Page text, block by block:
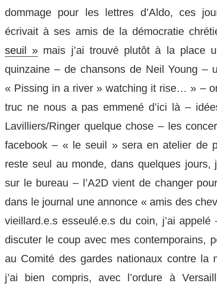
dommage pour les lettres d’Aldo, ces
écrivait à ses amis de la démocratie
seuil » mais j’ai trouvé plutôt à la place
quinzaine – de chansons de Neil Young –
« Pissing in a river » watching it rise… » –
truc ne nous a pas emmené d’ici là –
Lavilliers/Ringer quelque chose – les
facebook – « le seuil » sera en atelier de
reste seul au monde, dans quelques jours,
sur le bureau – l’A2D vient de changer
dans le journal une annonce « amis des
vieillard.e.s esseulé.e.s du coin, j’ai
discuter le coup avec mes contemporains,
au Comité des gardes nationaux contre la
j’ai bien compris, avec l’ordure à